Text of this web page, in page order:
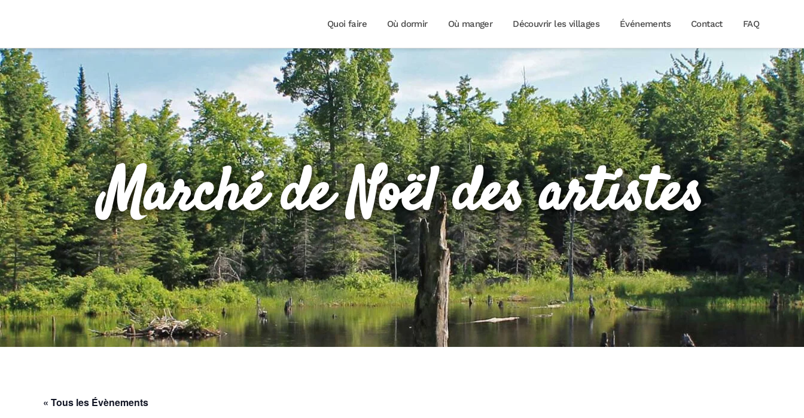
Quoi faire Où dormir Où manger Découvrir les villages Événements Contact FAQ
Marché de Noël des artistes
« Tous les Évènements